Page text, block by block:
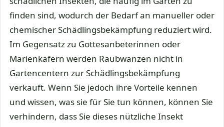
finden sind, wodurch der Bedarf an manueller oder
chemischer Schädlingsbekämpfung reduziert wird.
Im Gegensatz zu Gottesanbeterinnen oder
Marienkäfern werden Raubwanzen nicht in
Gartencentern zur Schädlingsbekämpfung
verkauft. Wenn Sie jedoch ihre Vorteile kennen
und wissen, was sie für Sie tun können, können Sie
verhindern, dass Sie dieses nützliche Insekt